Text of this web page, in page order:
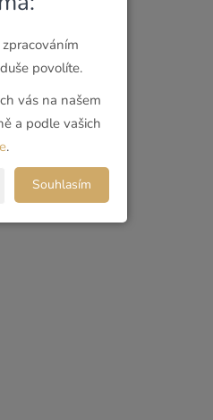
povolíte.
vás na našem
a podle vašich
.
Souhlasím